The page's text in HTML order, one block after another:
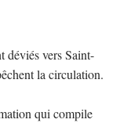
déviés vers Saint-
la circulation.
qui compile